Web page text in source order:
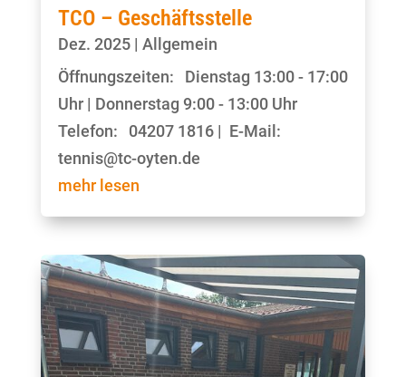
TCO – Geschäftsstelle
Dez. 2025| Allgemein
Öffnungszeiten: Dienstag 13:00 - 17:00
Uhr | Donnerstag 9:00 - 13:00 Uhr
Telefon: 04207 1816 | E-Mail:
tennis@tc-oyten.de
mehr lesen